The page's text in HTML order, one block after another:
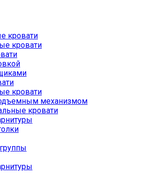
кровати
кровати
кровати
механизмом
кровати